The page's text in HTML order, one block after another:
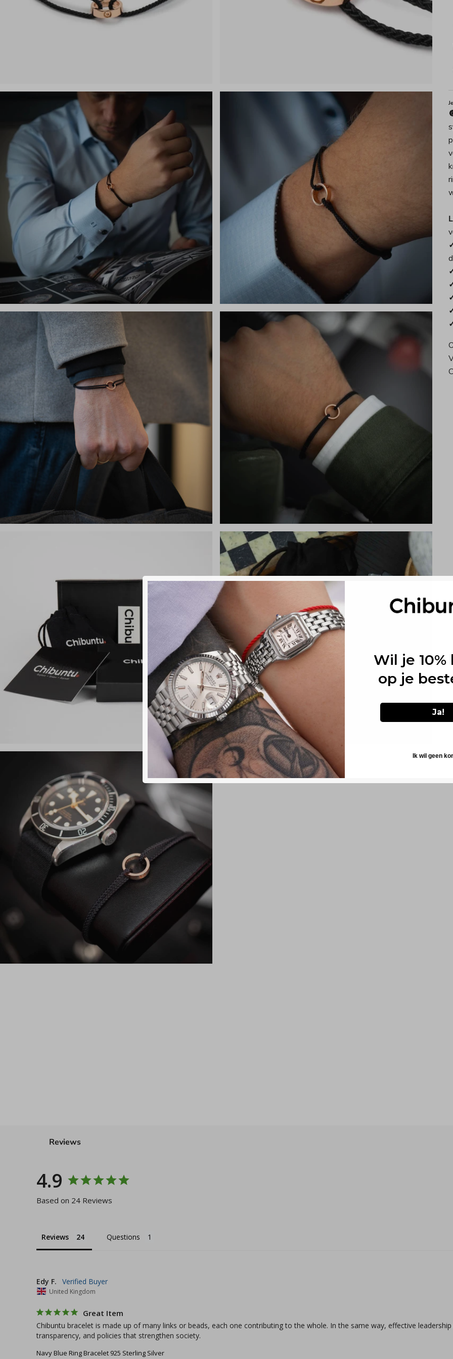
Reviews
4.9
Based on 24 Reviews
Reviews Questions
Edy F.
United Kingdom
Great Item
Chibuntu bracelet is made up of many links or beads, each one contributing to the whole. In the same way, effective
transparency, and policies that strengthen society.
Navy Blue Ring Bracelet 925 Sterling Silver
Wil je
op je
Ja!
Ik wil geen